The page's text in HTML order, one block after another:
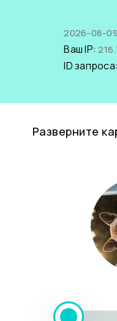
2026-08-
Ваш IP:
ID
Разверните